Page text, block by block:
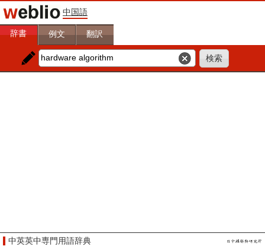
中国語
辞書 例文 翻訳
中英英中専門用語辞典